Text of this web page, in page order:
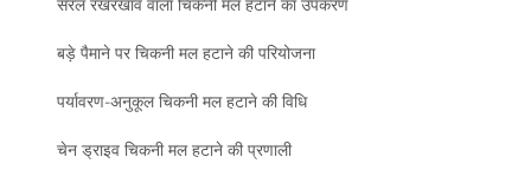
सरल रखरखाव वाला चिकनी मल हटाने का उपकरण
बड़े पैमाने पर चिकनी मल हटाने की परियोजना
पर्यावरण-अनुकूल चिकनी मल हटाने की विधि
चेन ड्राइव चिकनी मल हटाने की प्रणाली